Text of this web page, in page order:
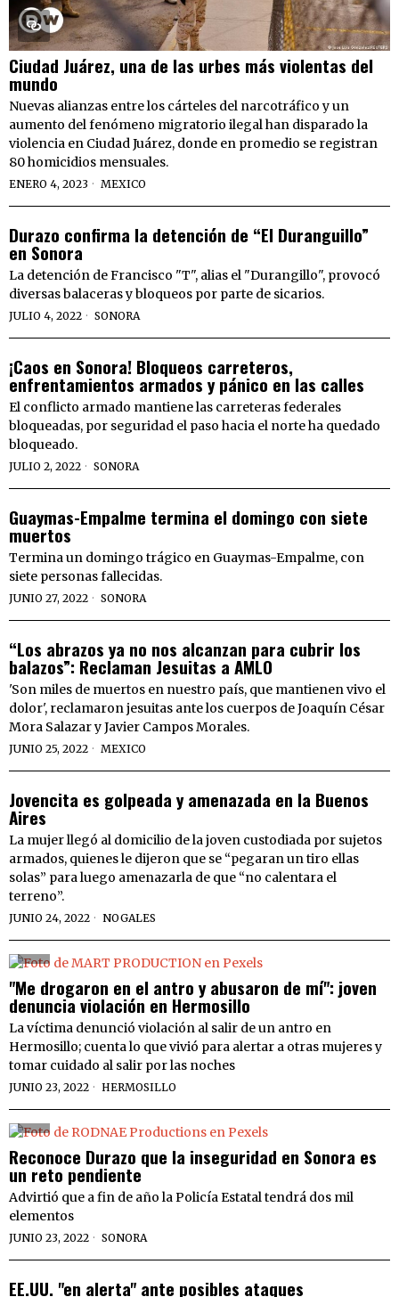
Ciudad Juárez, una de las urbes más violentas del
mundo
Nuevas alianzas entre los cárteles del narcotráfico y un
aumento del fenómeno migratorio ilegal han disparado la
violencia en Ciudad Juárez, donde en promedio se registran
80 homicidios mensuales.
ENERO 4, 2023 MEXICO
Durazo confirma la detención de “El Duranguillo”
en Sonora
La detención de Francisco "T", alias el "Durangillo", provocó
diversas balaceras y bloqueos por parte de sicarios.
JULIO 4, 2022 SONORA
¡Caos en Sonora! Bloqueos carreteros,
enfrentamientos armados y pánico en las calles
El conflicto armado mantiene las carreteras federales
bloqueadas, por seguridad el paso hacia el norte ha quedado
bloqueado.
JULIO 2, 2022 SONORA
Guaymas-Empalme termina el domingo con siete
muertos
Termina un domingo trágico en Guaymas-Empalme, con
siete personas fallecidas.
JUNIO 27, 2022 SONORA
“Los abrazos ya no nos alcanzan para cubrir los
balazos”: Reclaman Jesuitas a AMLO
'Son miles de muertos en nuestro país, que mantienen vivo el
dolor', reclamaron jesuitas ante los cuerpos de Joaquín César
Mora Salazar y Javier Campos Morales.
JUNIO 25, 2022 MEXICO
Jovencita es golpeada y amenazada en la Buenos
Aires
La mujer llegó al domicilio de la joven custodiada por sujetos
armados, quienes le dijeron que se “pegaran un tiro ellas
solas” para luego amenazarla de que “no calentara el
terreno”.
JUNIO 24, 2022 NOGALES
"Me drogaron en el antro y abusaron de mí": joven
denuncia violación en Hermosillo
La víctima denunció violación al salir de un antro en
Hermosillo; cuenta lo que vivió para alertar a otras mujeres y
tomar cuidado al salir por las noches
JUNIO 23, 2022 HERMOSILLO
Reconoce Durazo que la inseguridad en Sonora es
un reto pendiente
Advirtió que a fin de año la Policía Estatal tendrá dos mil
elementos
JUNIO 23, 2022 SONORA
EE.UU. "en alerta" ante posibles ataques